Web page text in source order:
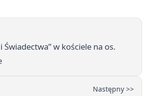
Świadectwa” w kościele na os.
Następny >>